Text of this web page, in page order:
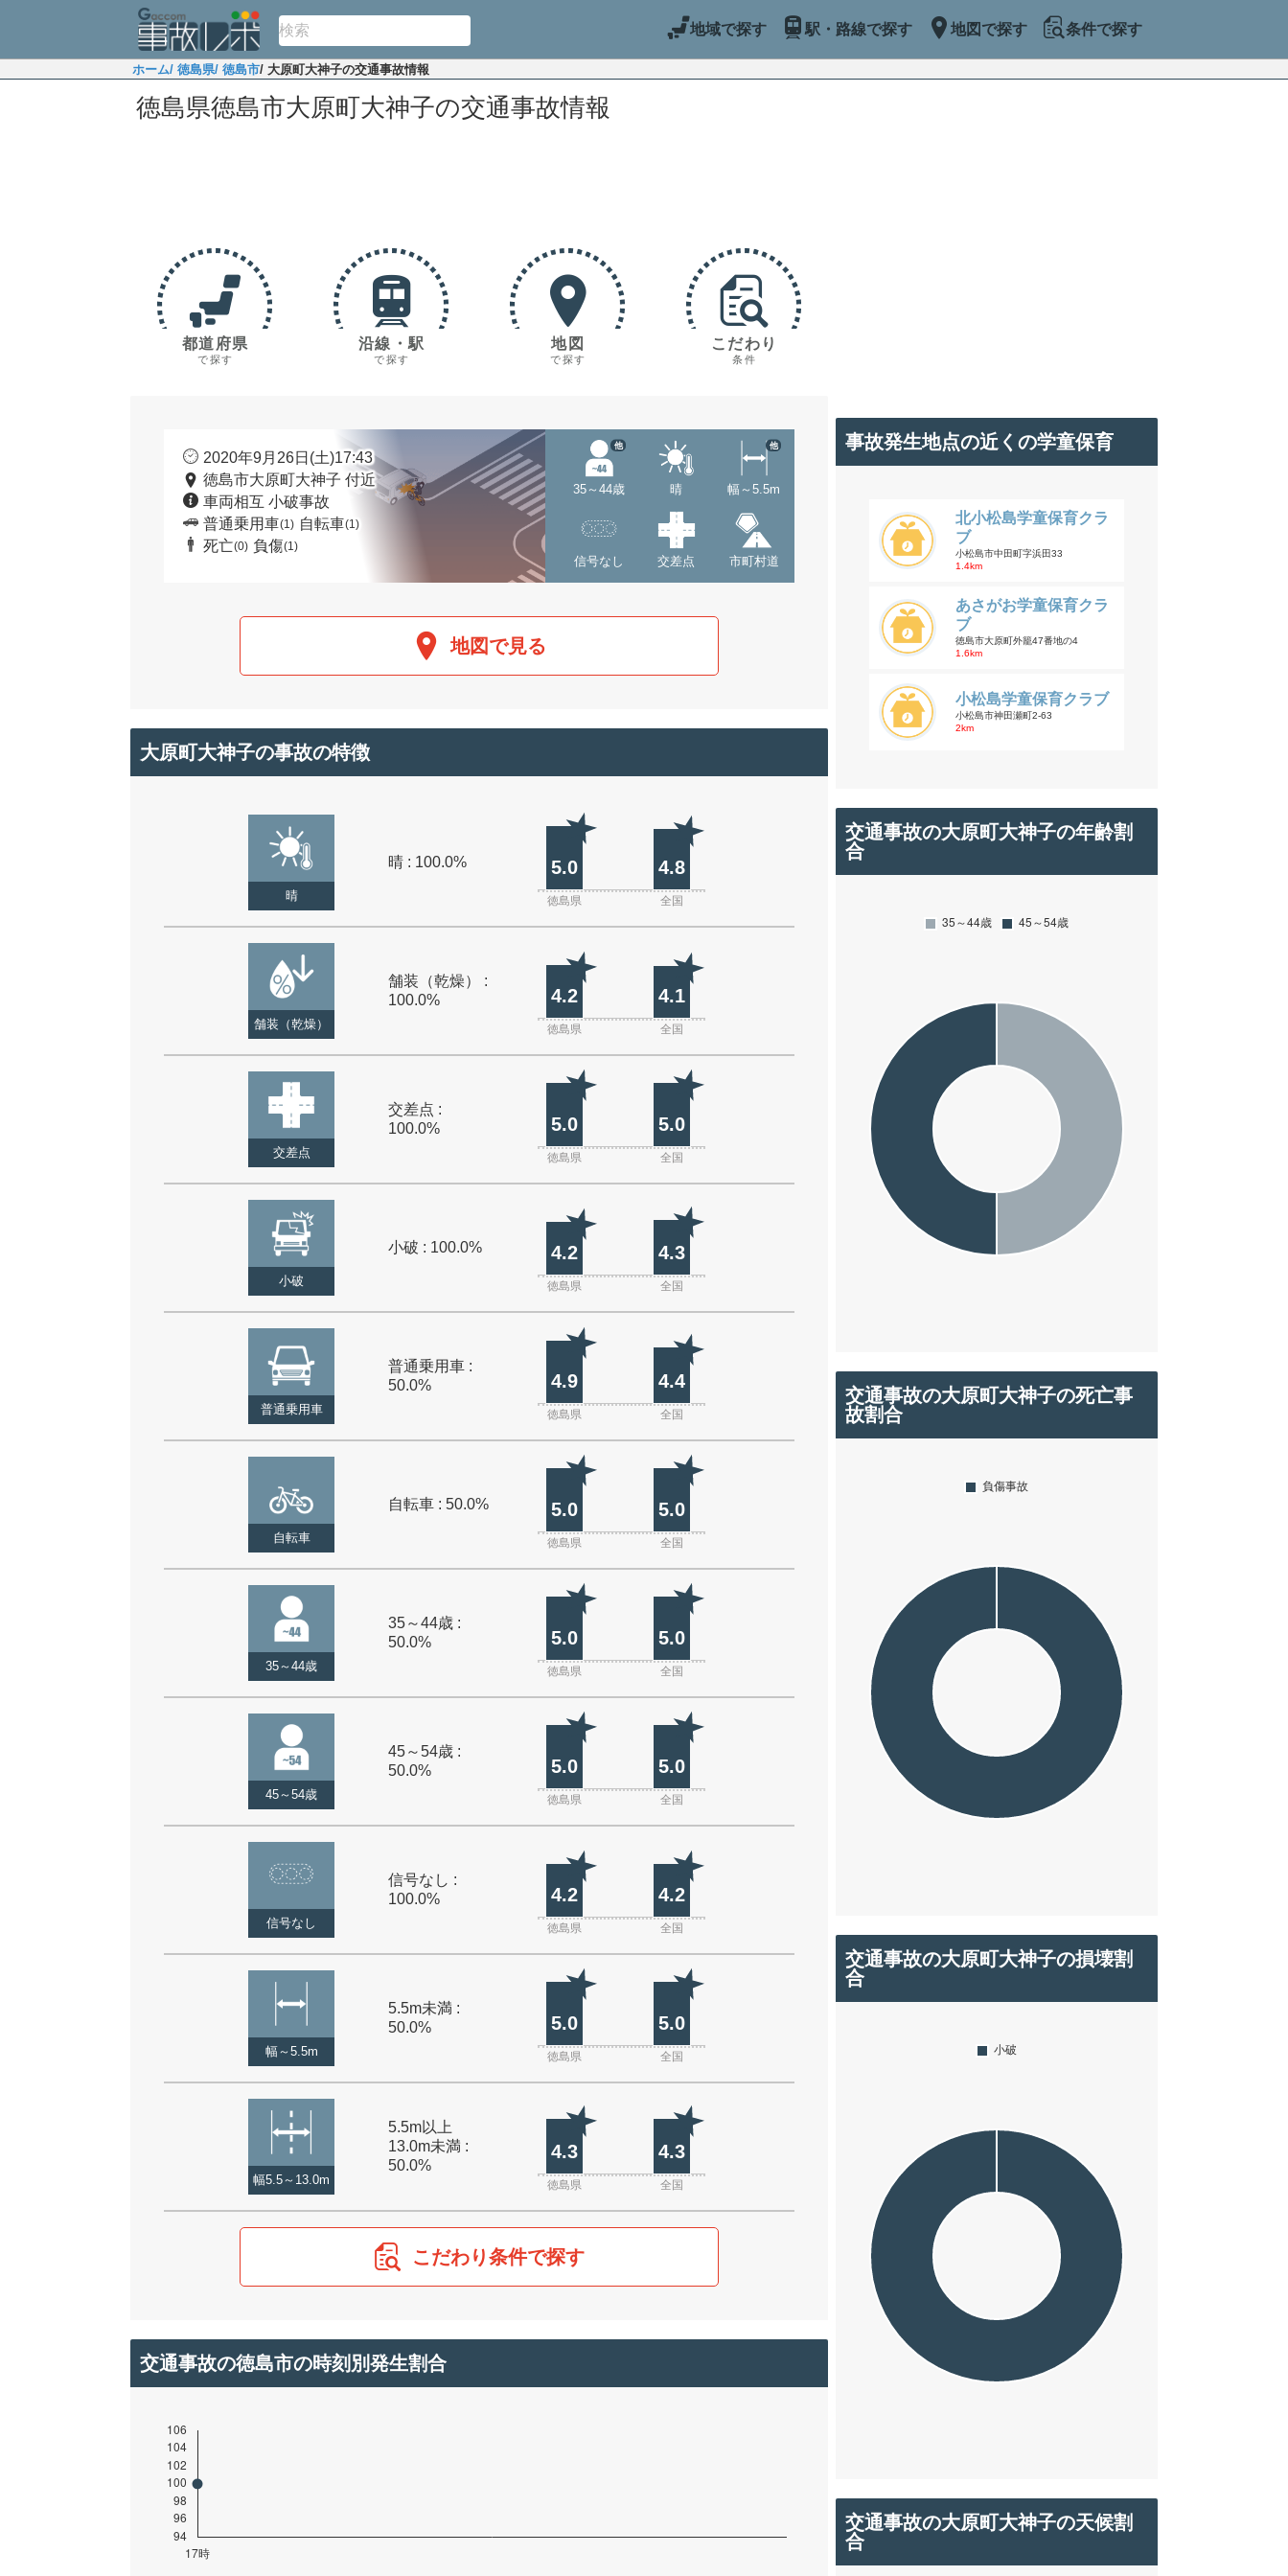
地域で探す 駅・路線で探す 地図で探す 条件で探す
ホーム/ 徳島県/ 徳島市/ 大原町大神子の交通事故情報
徳島県徳島市大原町大神子の交通事故情報
都道府県
で探す
沿線・駅
で探す
地図
で探す
こだわり
条件
2020年9月26日(土)17:43
徳島市大原町大神子 付近
車両相互 小破事故
普通乗用車(1) 自転車(1)
死亡(0) 負傷(1)
35～44歳
他
晴 幅～5.5m
他
信号なし 交差点 市町村道
地図で見る
大原町大神子の事故の特徴
晴
晴 : 100.0% 5.0 4.8
徳島県 全国
舗装（乾燥）
舗装（乾燥） :
100.0%
4.2 4.1
徳島県 全国
交差点
交差点 :
100.0%
5.0 5.0
徳島県 全国
小破
小破 : 100.0% 4.2 4.3
徳島県 全国
普通乗用車
普通乗用車 :
50.0%
4.9 4.4
徳島県 全国
自転車
自転車 : 50.0% 5.0 5.0
徳島県 全国
35～44歳
35～44歳 :
50.0%
5.0 5.0
徳島県 全国
45～54歳
45～54歳 :
50.0%
5.0 5.0
徳島県 全国
信号なし
信号なし :
100.0%
4.2 4.2
徳島県 全国
幅～5.5m
5.5m未満 :
50.0%
5.0 5.0
徳島県 全国
幅5.5～13.0m
5.5m以上
13.0m未満 :
50.0%
4.3 4.3
徳島県 全国
こだわり条件で探す
交通事故の徳島市の時刻別発生割合
事故発生地点の近くの学童保育
北小松島学童保育クラ
ブ
小松島市中田町字浜田33
1.4km
あさがお学童保育クラ
ブ
徳島市大原町外籠47番地の4
1.6km
小松島学童保育クラブ
小松島市神田瀬町2-63
2km
交通事故の大原町大神子の年齢割
合
交通事故の大原町大神子の死亡事
故割合
交通事故の大原町大神子の損壊割
合
交通事故の大原町大神子の天候割
合